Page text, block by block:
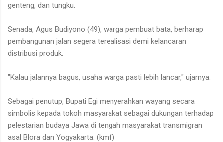
genteng, dan tungku.
Senada, Agus Budiyono (49), warga pembuat bata, berharap
pembangunan jalan segera terealisasi demi kelancaran
distribusi produk.
"Kalau jalannya bagus, usaha warga pasti lebih lancar," ujarnya.
Sebagai penutup, Bupati Egi menyerahkan wayang secara
simbolis kepada tokoh masyarakat sebagai dukungan terhadap
pelestarian budaya Jawa di tengah masyarakat transmigran
asal Blora dan Yogyakarta. (kmf)